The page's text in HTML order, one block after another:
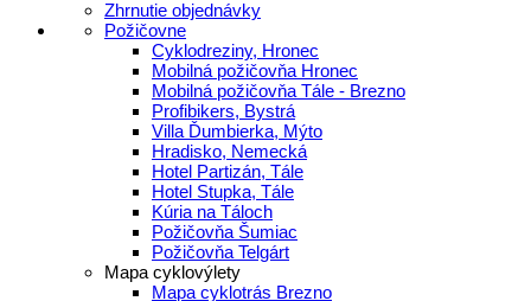
Zhrnutie objednávky
Požičovne
Cyklodreziny, Hronec
Mobilná požičovňa Hronec
Mobilná požičovňa Tále - Brezno
Profibikers, Bystrá
Villa Ďumbierka, Mýto
Hradisko, Nemecká
Hotel Partizán, Tále
Hotel Stupka, Tále
Kúria na Táloch
Požičovňa Šumiac
Požičovňa Telgárt
Mapa cyklovýlety
Mapa cyklotrás Brezno